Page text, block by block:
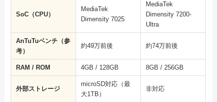
SoC（CPU）
MediaTek
Dimensity 7025
MediaTek
Dimensity 7200-
Ultra
AnTuTuベンチ（参
考）
約49万前後 約74万前後
RAM / ROM 4GB / 128GB 8GB / 256GB
外部ストレージ
microSD対応（最
大1TB）
非対応